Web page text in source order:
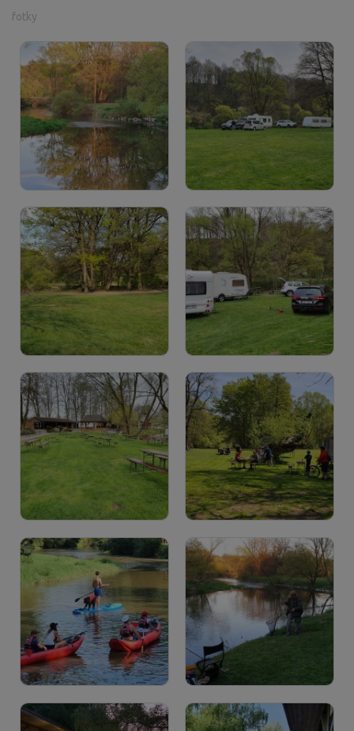
fotky